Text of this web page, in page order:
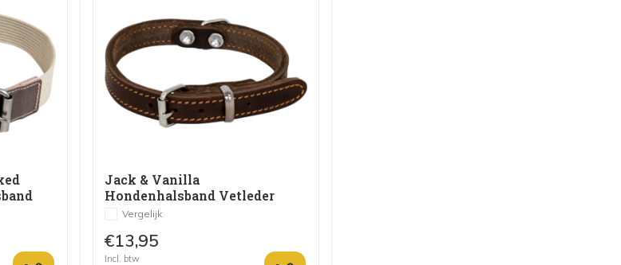
Jack & Vanilla
Hondenhalsband Vetleder
Bruin
Vergelijk
€13,95
Incl. btw